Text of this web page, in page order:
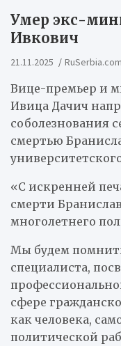
Умер экс-
Ивкович
21.11.2025 RuSerbia.com
Вице-премьер и
Ивица Дачич
соболезнования
смертью
«С искренней
смерти
многолетнего
Мы будем
специалиста,
сфере
как человека,
политической